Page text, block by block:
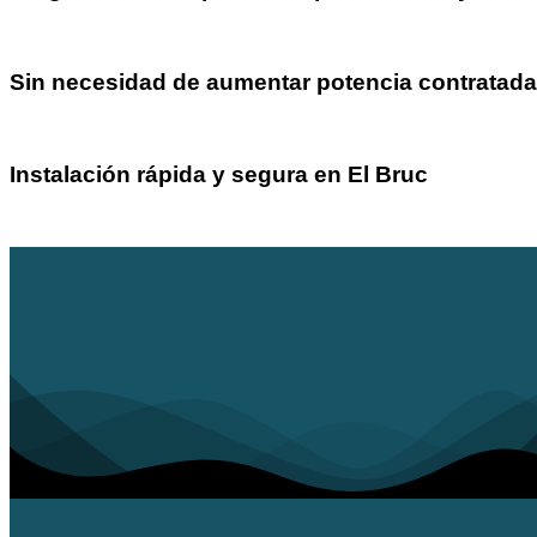
Sin necesidad de aumentar potencia
Instalación rápida y segura en El Bruc